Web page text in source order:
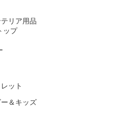
リア用品
ップ
ット
＆キッズ